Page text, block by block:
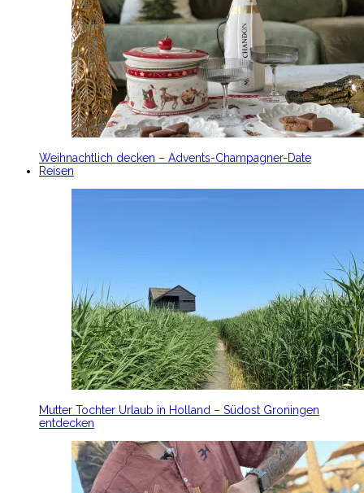
Weihnachtlich decken – Advents-Champagner-Date
Reisen
Mutter Tochter Urlaub in Holland – Südost Groningen
entdecken